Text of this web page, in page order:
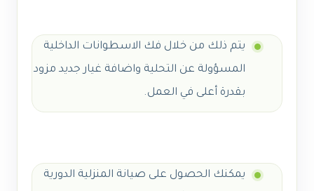
يتم ذلك من خلال فك الاسطوانات الداخلية
المسؤولة عن التحلية واضافة غيار جديد مزود
بقدرة أعلى في العمل.
يمكنك الحصول على صيانة المنزلية الدورية